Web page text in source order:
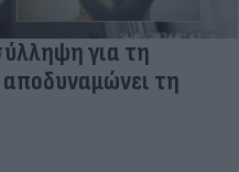
για τη
τη